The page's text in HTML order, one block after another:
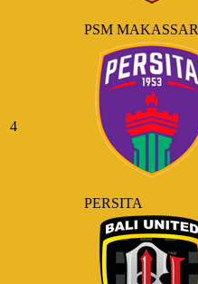
PSM MAKASSAR
4
PERSITA